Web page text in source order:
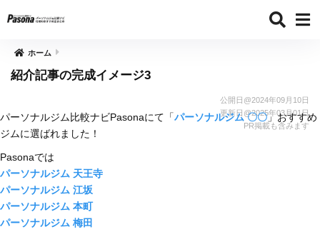
ホーム
紹介記事の完成イメージ3
公開日@2024年09月10日
更新日@2025年03月01日
PR掲載も含みます
パーソナルジム比較ナビPasonaにて「パーソナルジム 〇〇」おすすめ
ジムに選ばれました！
Pasonaでは
パーソナルジム 天王寺
パーソナルジム 江坂
パーソナルジム 本町
パーソナルジム 梅田